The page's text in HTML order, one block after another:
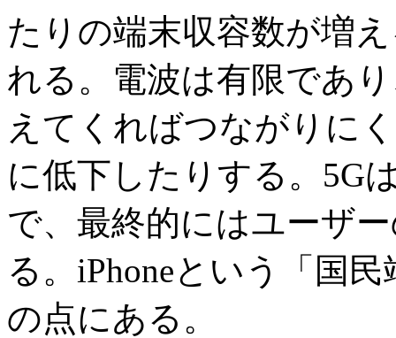
たりの端末収容数が増
れる。電波は有限であ
えてくればつながりに
に低下したりする。5G
で、最終的にはユーザ
る。iPhoneという「国
の点にある。